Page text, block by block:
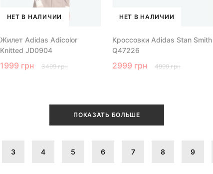
НЕТ В НАЛИЧИИ
Жилет Adidas Adicolor
Knitted JD0904
1999 грн 3499 грн
НЕТ В НАЛИЧИИ
Кроссовки Adidas Stan Smith
Q47226
2999 грн 4999 грн
ПОКАЗАТЬ БОЛЬШЕ
3 4 5 6 7 8 9